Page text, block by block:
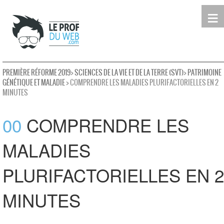
≡
leProfDuWeb
Seconde
Première
Terminale
Rechercher
PREMIÈRE RÉFORME 2019>SCIENCES DE LA VIE ET DE LA TERRE (SVT)>PATRIMOINE
GÉNÉTIQUE ET MALADIE> COMPRENDRE LES MALADIES PLURIFACTORIELLES EN 2
MINUTES
00 COMPRENDRE LES
MALADIES
PLURIFACTORIELLES EN 2
MINUTES